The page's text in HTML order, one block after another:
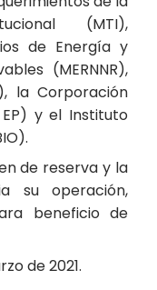
(MTI),
de Energía y
(MERNNR),
la Corporación
EP) y el Instituto
de reserva y la
su operación,
beneficio de
de 2021.